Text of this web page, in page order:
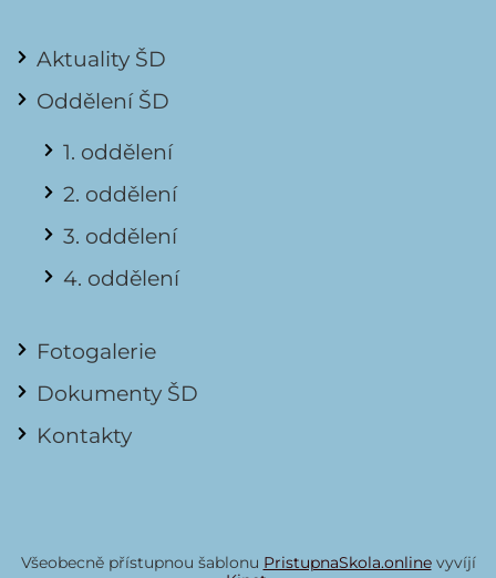
Aktuality ŠD
Oddělení ŠD
1. oddělení
2. oddělení
3. oddělení
4. oddělení
Fotogalerie
Dokumenty ŠD
Kontakty
Všeobecně přístupnou šablonu PristupnaSkola.onlinevyvíjí